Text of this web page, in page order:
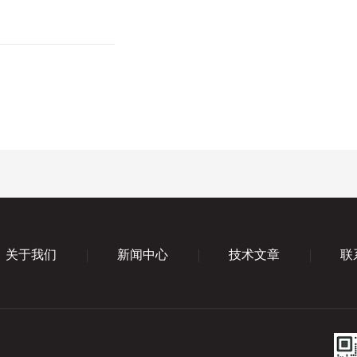
关于我们 新闻中心 技术文章 联